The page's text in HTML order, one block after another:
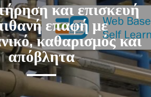
και επισκευή
επαφή με
καθαρισμός και
απόβλητα